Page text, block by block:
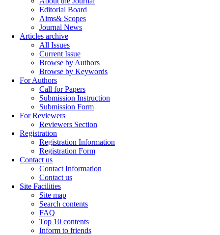
Editorial Board
Aims& Scopes
Journal News
Articles archive
All Issues
Current Issue
Browse by Authors
Browse by Keywords
For Authors
Call for Papers
Submission Instruction
Submission Form
For Reviewers
Reviewers Section
Registration
Registration Information
Registration Form
Contact us
Contact Information
Contact us
Site Facilities
Site map
Search contents
FAQ
Top 10 contents
Inform to friends